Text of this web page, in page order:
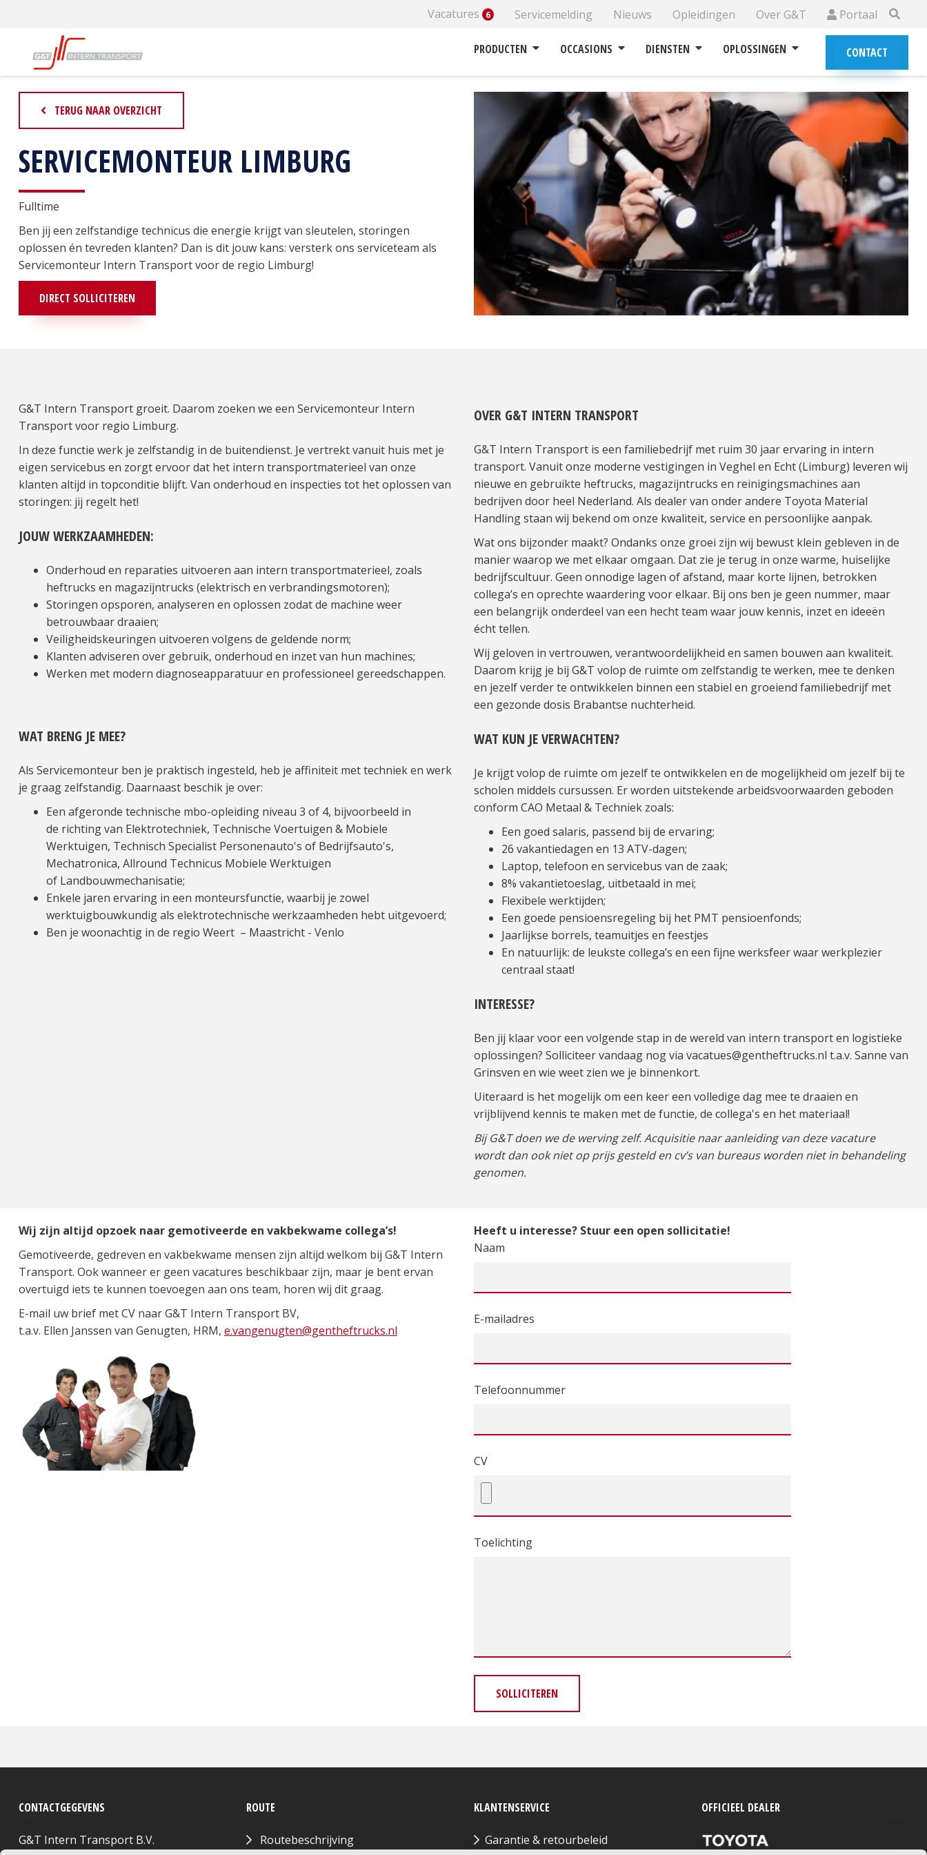
Vacatures 6 Servicemelding Nieuws Opleidingen Over G&T Portaal
PRODUCTEN OCCASIONS DIENSTEN OPLOSSINGEN CONTACT
TERUG NAAR OVERZICHT
SERVICEMONTEUR LIMBURG
Fulltime
Ben jij een zelfstandige technicus die energie krijgt van sleutelen, storingen
oplossen én tevreden klanten? Dan is dit jouw kans: versterk ons serviceteam als
Servicemonteur Intern Transport voor de regio Limburg!
DIRECT SOLLICITEREN
G&T Intern Transport groeit. Daarom zoeken we een Servicemonteur Intern
Transport voor regio Limburg.
In deze functie werk je zelfstandig in de buitendienst. Je vertrekt vanuit huis met je
eigen servicebus en zorgt ervoor dat het intern transportmaterieel van onze
klanten altijd in topconditie blijft. Van onderhoud en inspecties tot het oplossen van
storingen: jij regelt het!
JOUW WERKZAAMHEDEN:
Onderhoud en reparaties uitvoeren aan intern transportmaterieel, zoals
heftrucks en magazijntrucks (elektrisch en verbrandingsmotoren);
Storingen opsporen, analyseren en oplossen zodat de machine weer
betrouwbaar draaien;
Veiligheidskeuringen uitvoeren volgens de geldende norm;
Klanten adviseren over gebruik, onderhoud en inzet van hun machines;
Werken met modern diagnoseapparatuur en professioneel gereedschappen.
WAT BRENG JE MEE?
Als Servicemonteur ben je praktisch ingesteld, heb je affiniteit met techniek en werk
je graag zelfstandig. Daarnaast beschik je over:
Een afgeronde technische mbo-opleiding niveau 3 of 4, bijvoorbeeld in
de richting van Elektrotechniek, Technische Voertuigen & Mobiele
Werktuigen, Technisch Specialist Personenauto's of Bedrijfsauto's,
Mechatronica, Allround Technicus Mobiele Werktuigen
of Landbouwmechanisatie;
Enkele jaren ervaring in een monteursfunctie, waarbij je zowel
werktuigbouwkundig als elektrotechnische werkzaamheden hebt uitgevoerd;
Ben je woonachtig in de regio Weert – Maastricht - Venlo
OVER G&T INTERN TRANSPORT
G&T Intern Transport is een familiebedrijf met ruim 30 jaar ervaring in intern
transport. Vanuit onze moderne vestigingen in Veghel en Echt (Limburg) leveren wij
nieuwe en gebruikte heftrucks, magazijntrucks en reinigingsmachines aan
bedrijven door heel Nederland. Als dealer van onder andere Toyota Material
Handling staan wij bekend om onze kwaliteit, service en persoonlijke aanpak.
Wat ons bijzonder maakt? Ondanks onze groei zijn wij bewust klein gebleven in de
manier waarop we met elkaar omgaan. Dat zie je terug in onze warme, huiselijke
bedrijfscultuur. Geen onnodige lagen of afstand, maar korte lijnen, betrokken
collega’s en oprechte waardering voor elkaar. Bij ons ben je geen nummer, maar
een belangrijk onderdeel van een hecht team waar jouw kennis, inzet en ideeën
écht tellen.
Wij geloven in vertrouwen, verantwoordelijkheid en samen bouwen aan kwaliteit.
Daarom krijg je bij G&T volop de ruimte om zelfstandig te werken, mee te denken
en jezelf verder te ontwikkelen binnen een stabiel en groeiend familiebedrijf met
een gezonde dosis Brabantse nuchterheid.
WAT KUN JE VERWACHTEN?
Je krijgt volop de ruimte om jezelf te ontwikkelen en de mogelijkheid om jezelf bij te
scholen middels cursussen. Er worden uitstekende arbeidsvoorwaarden geboden
conform CAO Metaal & Techniek zoals:
Een goed salaris, passend bij de ervaring;
26 vakantiedagen en 13 ATV-dagen;
Laptop, telefoon en servicebus van de zaak;
8% vakantietoeslag, uitbetaald in mei;
Flexibele werktijden;
Een goede pensioensregeling bij het PMT pensioenfonds;
Jaarlijkse borrels, teamuitjes en feestjes
En natuurlijk: de leukste collega’s en een fijne werksfeer waar werkplezier
centraal staat!
INTERESSE?
Ben jij klaar voor een volgende stap in de wereld van intern transport en logistieke
oplossingen? Solliciteer vandaag nog via vacatues@gentheftrucks.nl t.a.v. Sanne van
Grinsven en wie weet zien we je binnenkort.
Uiteraard is het mogelijk om een keer een volledige dag mee te draaien en
vrijblijvend kennis te maken met de functie, de collega's en het materiaal!
Bij G&T doen we de werving zelf. Acquisitie naar aanleiding van deze vacature
wordt dan ook niet op prijs gesteld en cv’s van bureaus worden niet in behandeling
genomen.
Wij zijn altijd opzoek naar gemotiveerde en vakbekwame collega’s!
Gemotiveerde, gedreven en vakbekwame mensen zijn altijd welkom bij G&T Intern
Transport. Ook wanneer er geen vacatures beschikbaar zijn, maar je bent ervan
overtuigd iets te kunnen toevoegen aan ons team, horen wij dit graag.
E-mail uw brief met CV naar G&T Intern Transport BV,
t.a.v. Ellen Janssen van Genugten, HRM, e.vangenugten@gentheftrucks.nl
Heeft u interesse? Stuur een open sollicitatie!
Naam
E-mailadres
Telefoonnummer
CV
Toelichting
SOLLICITEREN
CONTACTGEGEVENS
G&T Intern Transport B.V.
ROUTE
Routebeschrijving
KLANTENSERVICE
Garantie & retourbeleid
OFFICIEEL DEALER